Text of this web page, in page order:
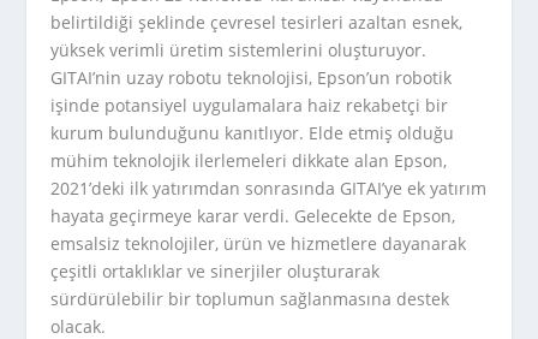
belirtildiği şeklinde çevresel tesirleri azaltan esnek,
yüksek verimli üretim sistemlerini oluşturuyor.
GITAI’nin uzay robotu teknolojisi, Epson’un robotik
işinde potansiyel uygulamalara haiz rekabetçi bir
kurum bulunduğunu kanıtlıyor. Elde etmiş olduğu
mühim teknolojik ilerlemeleri dikkate alan Epson,
2021’deki ilk yatırımdan sonrasında GITAI’ye ek yatırım
hayata geçirmeye karar verdi. Gelecekte de Epson,
emsalsiz teknolojiler, ürün ve hizmetlere dayanarak
çeşitli ortaklıklar ve sinerjiler oluşturarak
sürdürülebilir bir toplumun sağlanmasına destek
olacak.